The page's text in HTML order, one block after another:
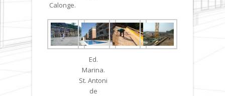
Calonge.
Ed.
Marina.
St. Antoni
de